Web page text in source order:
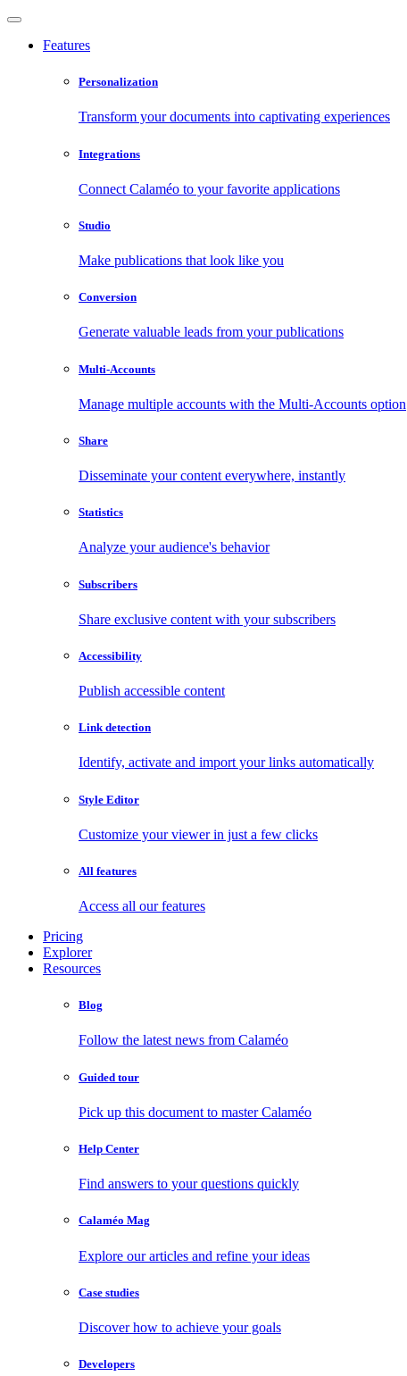
Features
Personalization
Transform your documents into captivating experiences
Integrations
Connect Calaméo to your favorite applications
Studio
Make publications that look like you
Conversion
Generate valuable leads from your publications
Multi-Accounts
Manage multiple accounts with the Multi-Accounts option
Share
Disseminate your content everywhere, instantly
Statistics
Analyze your audience's behavior
Subscribers
Share exclusive content with your subscribers
Accessibility
Publish accessible content
Link detection
Identify, activate and import your links automatically
Style Editor
Customize your viewer in just a few clicks
All features
Access all our features
Pricing
Explorer
Resources
Blog
Follow the latest news from Calaméo
Guided tour
Pick up this document to master Calaméo
Help Center
Find answers to your questions quickly
Calaméo Mag
Explore our articles and refine your ideas
Case studies
Discover how to achieve your goals
Developers